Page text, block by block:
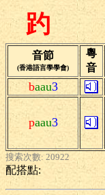
趵
音節
(香港語言學學會)
粵
音
baau3
paau3
搜索次數: 20922
配搭點: